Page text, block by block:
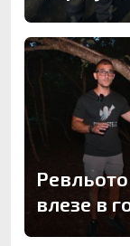
влезе в